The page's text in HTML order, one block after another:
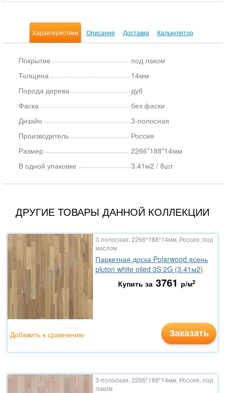
Характеристики Описание Доставка Калькулятор
Покрытие
под лаком
Толщина
14мм
Порода дерева
дуб
Фаска
без фаски
Дизайн
3-полосная
Производитель
Россия
Размер
2266*188*14мм
В одной упаковке
3.41м2 / 8шт
ДРУГИЕ ТОВАРЫ ДАННОЙ КОЛЛЕКЦИИ
3-полосная, 2266*188*14мм, Россия, под
маслом
Паркетная доска Polarwood ясень
pluton white oiled 3S 2G (3.41м2)
Купить за 3761 р/м2
Заказать
Добавить к сравнению
3-полосная, 2266*188*14мм, Россия, под
лаком